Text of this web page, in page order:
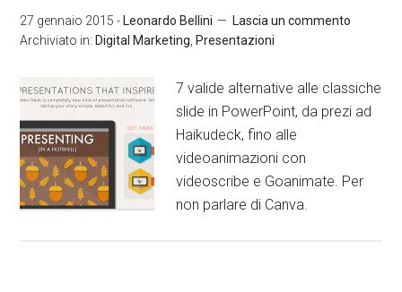
27 gennaio 2015 - Leonardo Bellini
Lascia un commento
Archiviato in: Digital Marketing Presentazioni
7 valide alternative alle classiche
slide in PowerPoint, da prezi ad
Haikudeck, fino alle
videoanimazioni con
videoscribe e Goanimate. Per
non parlare di Canva.